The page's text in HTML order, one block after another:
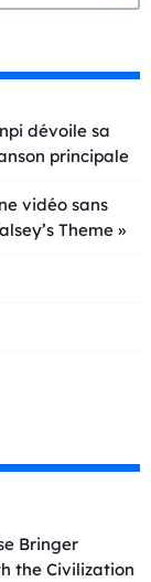
dévoile sa
principale
vidéo sans
Theme »
Bringer
the Civilization